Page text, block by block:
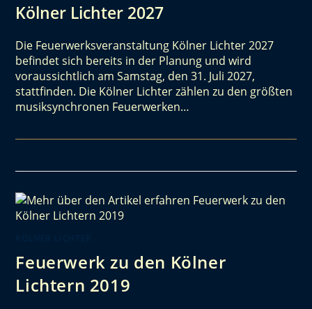
Kölner Lichter 2027
Die Feuerwerksveranstaltung Kölner Lichter 2027
befindet sich bereits in der Planung und wird
voraussichtlich am Samstag, den 31. Juli 2027,
stattfinden. Die Kölner Lichter zählen zu den größten
musiksynchronen Feuerwerken…
Feuerwerk zu den Kölner
Lichtern 2019